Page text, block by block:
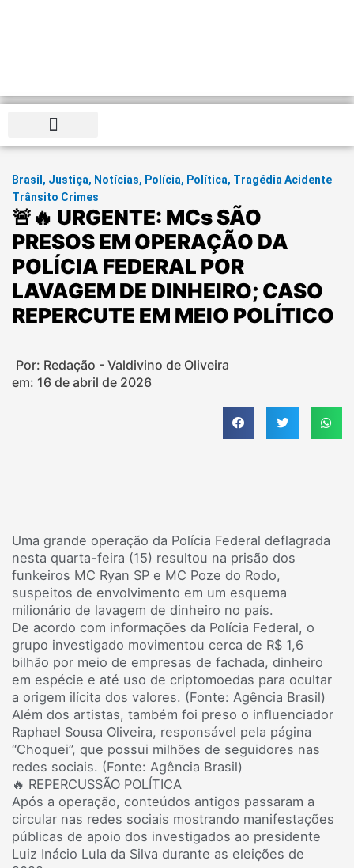
Brasil , Justiça, Notícias, Polícia, Política, Tragédia Acidente
Trânsito Crimes
🚨🔥 URGENTE: MCs SÃO
PRESOS EM OPERAÇÃO DA
POLÍCIA FEDERAL POR
LAVAGEM DE DINHEIRO; CASO
REPERCUTE EM MEIO POLÍTICO
Por: Redação - Valdivino de Oliveira
em: 16 de abril de 2026
Uma grande operação da Polícia Federal deflagrada
nesta quarta-feira (15) resultou na prisão dos
funkeiros MC Ryan SP e MC Poze do Rodo,
suspeitos de envolvimento em um esquema
milionário de lavagem de dinheiro no país.
De acordo com informações da Polícia Federal, o
grupo investigado movimentou cerca de R$ 1,6
bilhão por meio de empresas de fachada, dinheiro
em espécie e até uso de criptomoedas para ocultar
a origem ilícita dos valores. (Fonte: Agência Brasil)
Além dos artistas, também foi preso o influenciador
Raphael Sousa Oliveira, responsável pela página
“Choquei”, que possui milhões de seguidores nas
redes sociais. (Fonte: Agência Brasil)
🔥 REPERCUSSÃO POLÍTICA
Após a operação, conteúdos antigos passaram a
circular nas redes sociais mostrando manifestações
públicas de apoio dos investigados ao presidente
Luiz Inácio Lula da Silva durante as eleições de